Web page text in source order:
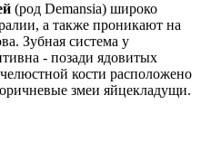
(род Demansia) широко
а также проникают на
Зубная система у
- позади ядовитых
кости расположено
змеи яйцекладущи.